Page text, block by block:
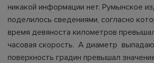
никакой информации нет. Румынское
поделилось сведениями, согласно
время девяноста километров
часовая скорость. А диаметр
поверхность градин превышал